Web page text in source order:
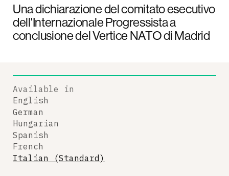
Una dichiarazione del comitato esecutivo
dell'Internazionale Progressista a
conclusione del Vertice NATO di Madrid
Available in
English
German
Hungarian
Spanish
French
Italian (Standard)